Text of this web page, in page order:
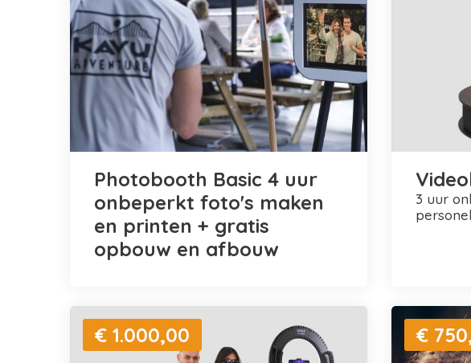
Photobooth Basic 4 uur
onbeperkt foto's maken
en printen + gratis
opbouw en afbouw
3 uur onbeperkt video's maken +
€ 1.000,00 €